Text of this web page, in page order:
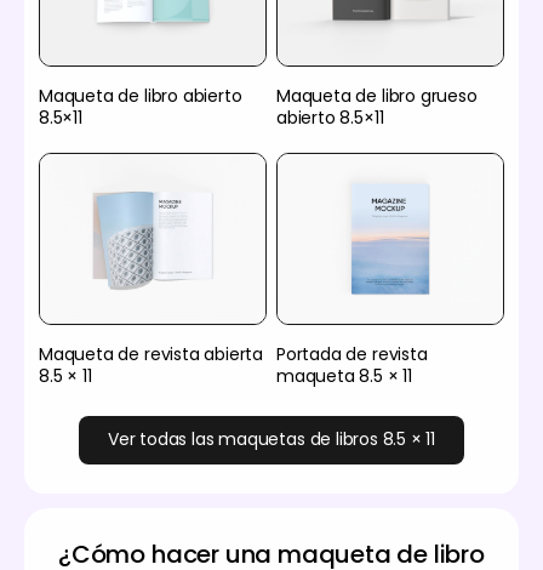
Maqueta de libro abierto
8.5×11
Maqueta de libro grueso
abierto 8.5×11
Maqueta de revista abierta
8.5 × 11
Portada de revista
maqueta 8.5 × 11
Ver todas las maquetas de libros 8.5 × 11
¿Cómo hacer una maqueta de libro